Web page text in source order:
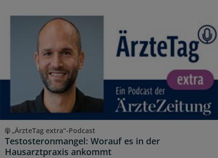
„ÄrzteTag extra“-Podcast
Testosteronmangel: Worauf es in der
Hausarztpraxis ankommt